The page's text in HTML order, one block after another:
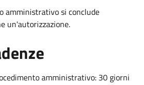
amministrativo si conclude
un'autorizzazione.
amministrativo: 30 giorni